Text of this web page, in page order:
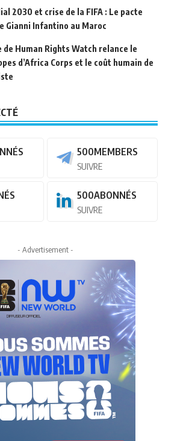
2030 et crise de la FIFA : Le pacte
Gianni Infantino au Maroc
de Human Rights Watch relance le
d’Africa Corps et le coût humain de
500MEMBERS
SUIVRE
500ABONNÉS
SUIVRE
- Advertisement -